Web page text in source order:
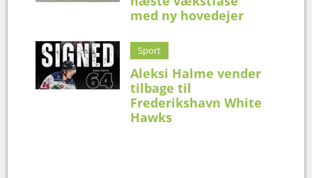
med ny hovedejer
Sport
Aleksi Halme vender
tilbage til
Frederikshavn White
Hawks